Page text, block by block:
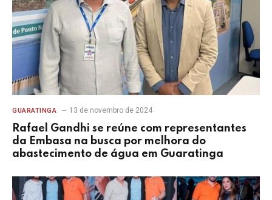
GUARATINGA 13 de novembro de 2024
Rafael Gandhi se reúne com representantes
da Embasa na busca por melhora do
abastecimento de água em Guaratinga